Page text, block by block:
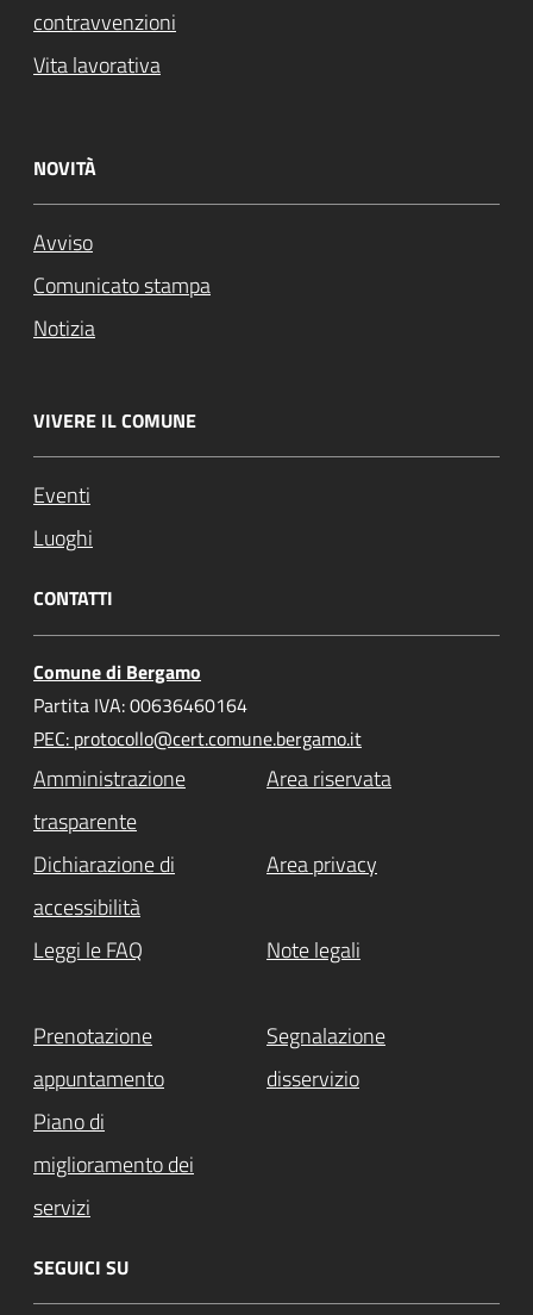
contravvenzioni
Vita lavorativa
NOVITÀ
Avviso
Comunicato stampa
Notizia
VIVERE IL COMUNE
Eventi
Luoghi
CONTATTI
Comune di Bergamo
Partita IVA: 00636460164
PEC: protocollo@cert.comune.bergamo.it
Amministrazione
trasparente
Area riservata
Dichiarazione di
accessibilità
Area privacy
Leggi le FAQ Note legali
Prenotazione
appuntamento
Segnalazione
disservizio
Piano di
miglioramento dei
servizi
SEGUICI SU